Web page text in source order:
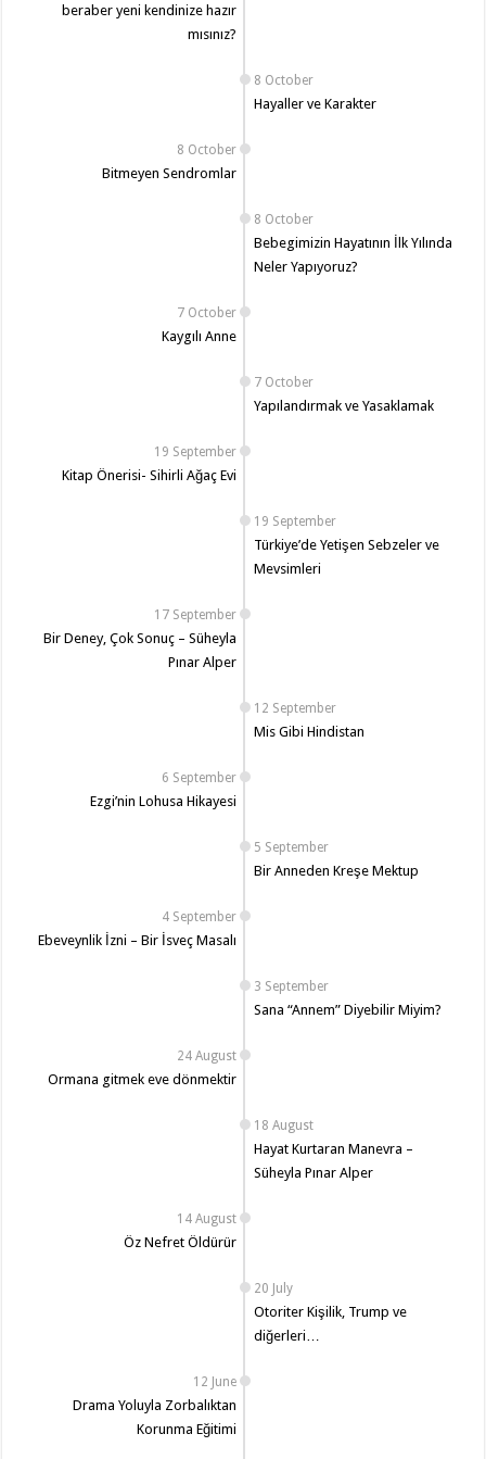
beraber yeni kendinize hazır
mısınız?
8 October
Hayaller ve Karakter
8 October
Bitmeyen Sendromlar
8 October
Bebegimizin Hayatının İlk Yılında
Neler Yapıyoruz?
7 October
Kaygılı Anne
7 October
Yapılandırmak ve Yasaklamak
19 September
Kitap Önerisi- Sihirli Ağaç Evi
19 September
Türkiye’de Yetişen Sebzeler ve
Mevsimleri
17 September
Bir Deney, Çok Sonuç – Süheyla
Pınar Alper
12 September
Mis Gibi Hindistan
6 September
Ezgi’nin Lohusa Hikayesi
5 September
Bir Anneden Kreşe Mektup
4 September
Ebeveynlik İzni – Bir İsveç Masalı
3 September
Sana “Annem” Diyebilir Miyim?
24 August
Ormana gitmek eve dönmektir
18 August
Hayat Kurtaran Manevra –
Süheyla Pınar Alper
14 August
Öz Nefret Öldürür
20 July
Otoriter Kişilik, Trump ve
diğerleri…
12 June
Drama Yoluyla Zorbalıktan
Korunma Eğitimi